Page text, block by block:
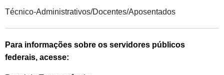
Técnico-Administrativos/Docentes/Aposentados
Para informações sobre os servidores públicos
federais, acesse: